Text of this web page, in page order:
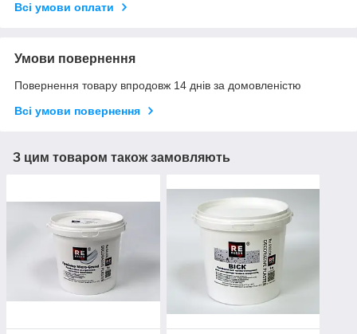
Всі умови оплати
Умови повернення
Повернення товару впродовж 14 днів за домовленістю
Всі умови повернення
З цим товаром також замовляють